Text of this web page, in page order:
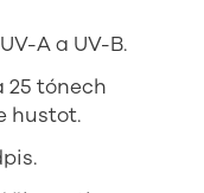
A a UV-B.
25 tónech
hustot.